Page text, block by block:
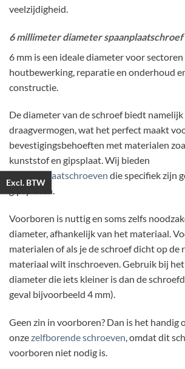
veelzijdigheid.
6 millimeter diameter spaanplaatschroef
6 mm is een ideale diameter voor sectoren
houtbewerking, reparatie en onderhoud
constructie.
De diameter van de schroef biedt
draagvermogen, wat het perfect maakt
bevestigingsbehoeften met materialen
kunststof en gipsplaat. Wij bieden
gipsplaatschroeven die specifiek zijn
gipsplaten.
Voorboren is nuttig en soms zelfs
diameter, afhankelijk van het materiaal.
materialen of als je de schroef dicht op de
materiaal wilt inschroeven. Gebruik bij
diameter die iets kleiner is dan de
geval bijvoorbeeld 4 mm).
Geen zin in voorboren? Dan is het handig
onzezelfborende schroeven, omdat dit
voorboren niet nodig is.
Excl. BTW